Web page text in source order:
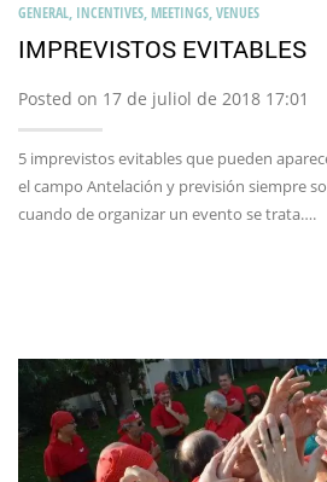
GENERAL, INCENTIVES,MEETINGS,VENUES
IMPREVISTOS EVITABLES
Posted on 17 de juliol de 2018 17:01
5 imprevistos evitables que pueden
el campo Antelación y previsión siempre
cuando de organizar un evento se trata….